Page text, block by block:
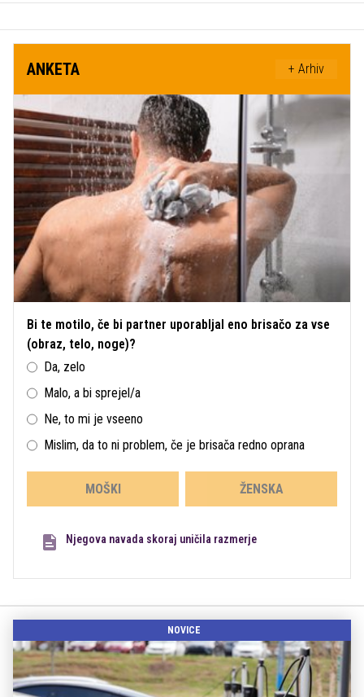
ANKETA + Arhiv
Bi te motilo, če bi partner uporabljal eno brisačo za vse
(obraz, telo, noge)?
Da, zelo
Malo, a bi sprejel/a
Ne, to mi je vseeno
Mislim, da to ni problem, če je brisača redno oprana
MOŠKI ŽENSKA
Njegova navada skoraj uničila razmerje
NOVICE